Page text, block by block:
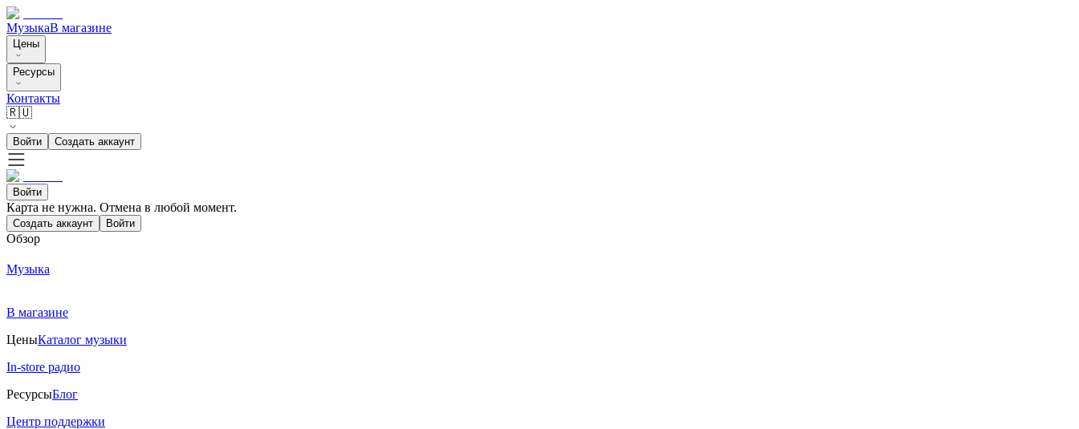
МузыкаВ магазине
Цены
Ресурсы
Контакты
🇷🇺
Войти Создать аккаунт
Войти
Карта не нужна. Отмена в любой момент.
Создать аккаунт Войти
Обзор
Музыка
В магазине
ЦеныКаталог музыки
In-store радио
РесурсыБлог
Центр поддержки